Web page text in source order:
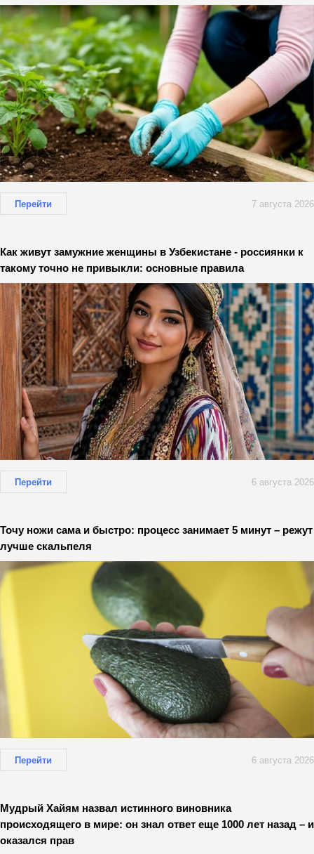
Перейти 7 августа 2026
Как живут замужние женщины в Узбекистане - россиянки к
такому точно не привыкли: основные правила
Перейти 6 августа 2026
Точу ножи сама и быстро: процесс занимает 5 минут – режут
лучше скальпеля
Перейти 6 августа 2026
Мудрый Хайям назвал истинного виновника
происходящего в мире: он знал ответ еще 1000 лет назад – и
оказался прав